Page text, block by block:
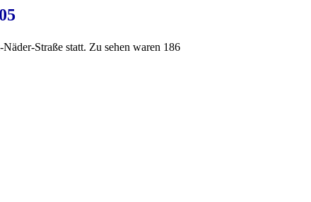
Straße statt. Zu sehen waren 186